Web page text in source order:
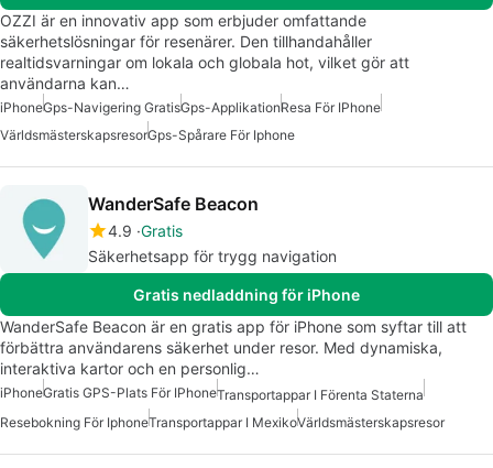
OZZI är en innovativ app som erbjuder omfattande
säkerhetslösningar för resenärer. Den tillhandahåller
realtidsvarningar om lokala och globala hot, vilket gör att
användarna kan…
iPhoneGps-Navigering GratisGps-ApplikationResa För IPhone
VärldsmästerskapsresorGps-Spårare För Iphone
WanderSafe Beacon
4.9 Gratis
Säkerhetsapp för trygg navigation
Gratis nedladdning för iPhone
WanderSafe Beacon är en gratis app för iPhone som syftar till att
förbättra användarens säkerhet under resor. Med dynamiska,
interaktiva kartor och en personlig…
iPhoneGratis GPS-Plats För IPhoneTransportappar I Förenta Staterna
Resebokning För IphoneTransportappar I MexikoVärldsmästerskapsresor